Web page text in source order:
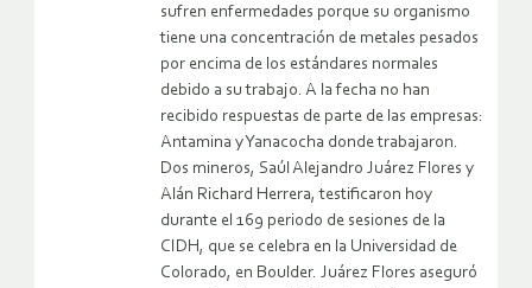
sufren enfermedades porque su organismo
tiene una concentración de metales pesados
por encima de los estándares normales
debido a su trabajo. A la fecha no han
recibido respuestas de parte de las empresas:
Antamina y Yanacocha donde trabajaron.
Dos mineros, Saúl Alejandro Juárez Flores y
Alán Richard Herrera, testificaron hoy
durante el 169 periodo de sesiones de la
CIDH, que se celebra en la Universidad de
Colorado, en Boulder. Juárez Flores aseguró